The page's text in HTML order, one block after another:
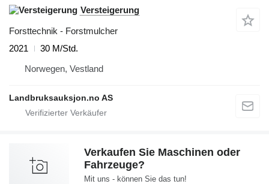
Versteigerung
Forsttechnik - Forstmulcher
2021
30 M/Std.
Norwegen, Vestland
Landbruksauksjon.no AS
Verkaufen Sie Maschinen oder
Fahrzeuge?
Mit uns - können Sie das tun!